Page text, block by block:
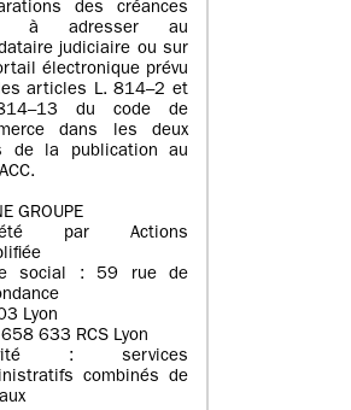
des créances
à adresser au
judiciaire ou sur
électronique prévu
articles L. 814–2 et
du code de
dans les deux
de la publication au
GROUPE
par Actions
social : 59 rue de
Lyon
633 RCS Lyon
: services
combinés de